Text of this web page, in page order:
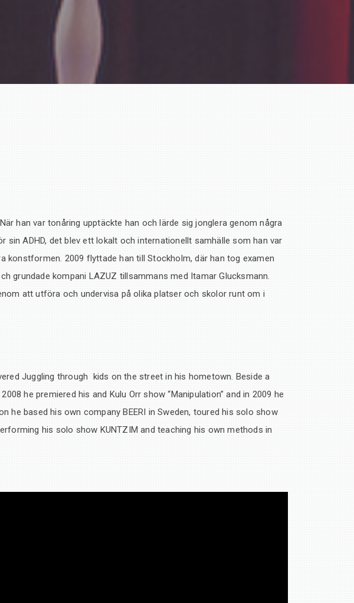
han var tonåring upptäckte han och lärde sig jonglera genom några
sin ADHD, det blev ett lokalt och internationellt samhälle som han var
2009 flyttade han till Stockholm, där han tog examen
grundade kompani LAZUZ tillsammans med Itamar Glucksmann.
att utföra och undervisa på olika platser och skolor runt om i
Juggling through kids on the street in his hometown. Beside a
he premiered his and Kulu Orr show “Manipulation” and in 2009 he
he based his own company BEERI in Sweden, toured his solo show
his solo show KUNTZIM and teaching his own methods in